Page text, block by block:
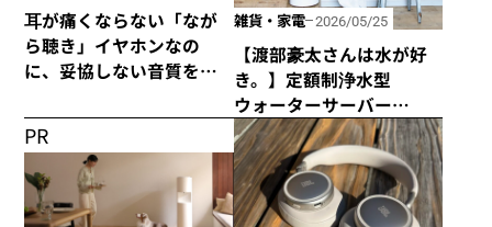
耳が痛くならない「なが
ら聴き」イヤホンなの
に、妥協しない音質を追
発売！
雑貨・家電 2026/05/25
【渡部豪太さんは水が好
き。】定額制浄水型
ウォーターサーバー
every frecious tallを使っ
てみた
PR